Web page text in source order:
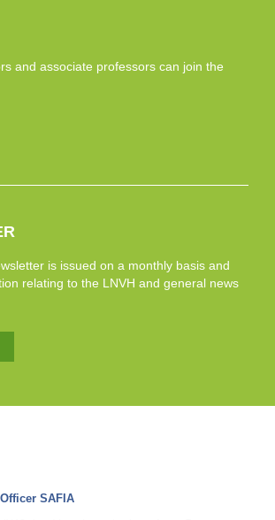
and associate professors can join the
is issued on a monthly basis and
relating to the LNVH and general news
SAFIA